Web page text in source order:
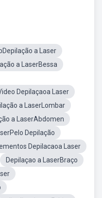
a Laser
a LaserBessa
Depilaçaoa Laser
a LaserLombar
a LaserAbdomen
Depilação
Depilacaoa Laser
Depilaçao a LaserBraço